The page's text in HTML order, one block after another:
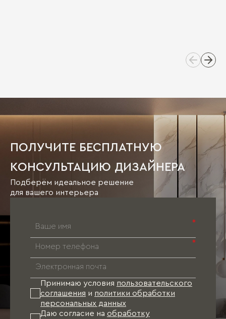
ПОЛУЧИТЕ БЕСПЛАТНУЮ
КОНСУЛЬТАЦИЮ ДИЗАЙНЕРА
Подберём идеальное решение
для вашего интерьера
*
*
Принимаю условия пользовательского
соглашения и политики обработки
персональных данных
Даю согласие на обработку